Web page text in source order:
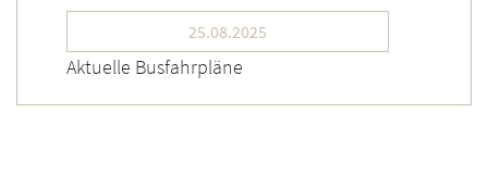
25.08.2025
Aktuelle Busfahrpläne